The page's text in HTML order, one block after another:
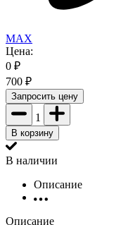
MAX
Цена:
0 ₽
700 ₽
Запросить цену
1
В корзину
В наличии
Описание
Описание